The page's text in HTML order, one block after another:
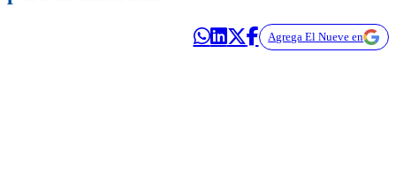
Agrega El Nueve en